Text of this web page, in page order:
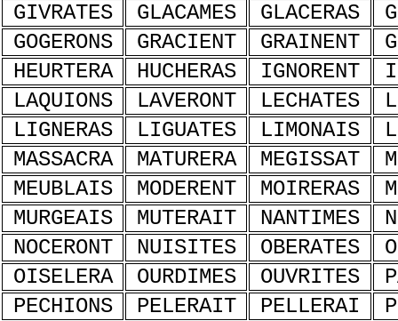
GIVRATES
GLACAMES GLACERAS
GOGERONS
GRACIENT GRAINENT
HEURTERA
HUCHERAS IGNORENT
LAQUIONS
LAVERONT LECHATES
LIGNERAS
LIGUATES LIMONAIS
MASSACRA
MATURERA MEGISSAT
MEUBLAIS
MODERENT MOIRERAS
MURGEAIS
MUTERAIT NANTIMES
NOCERONT
NUISITES OBERATES
OISELERA
OURDIMES OUVRITES
PECHIONS
PELERAIT PELLERAI